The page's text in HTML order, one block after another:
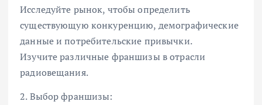
Исследуйте рынок, чтобы определить
существующую конкуренцию, демографические
данные и потребительские привычки.
Изучите различные франшизы в отрасли
радиовещания.
2. Выбор франшизы: